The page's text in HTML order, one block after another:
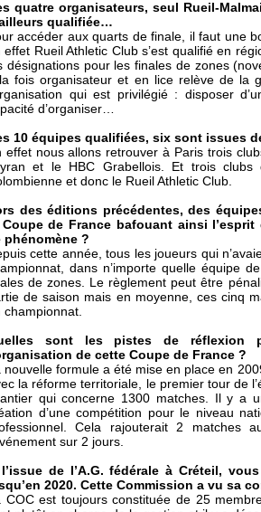
quatre organisateurs, seul Rueil-
qualifiée…
accéder aux quarts de finale, il faut une
effet Rueil Athletic Club s’est qualifié en
désignations pour les finales de zones
fois organisateur et en lice relève de la
qui est privilégié : disposer
d’organiser…
10 équipes qualifiées, six sont issues
effet nous allons retrouver à Paris trois
et le HBC Grabellois. Et trois
et donc le Rueil Athletic Club.
des éditions précédentes, des
de France bafouant ainsi l’esprit
phénomène ?
cette année, tous les joueurs qui
dans n’importe quelle équipe
de zones. Le règlement peut être
de saison mais en moyenne, ces cinq
championnat.
sont les pistes de réflexion
de cette Coupe de France ?
nouvelle formule a été mise en place en
la réforme territoriale, le premier tour de
qui concerne 1300 matches. Il y a
d’une compétition pour le niveau
Cela rajouterait 2 matches
sur 2 jours.
de l’A.G. fédérale à Créteil,
2020. Cette Commission a vu sa
COC est toujours constituée de 25